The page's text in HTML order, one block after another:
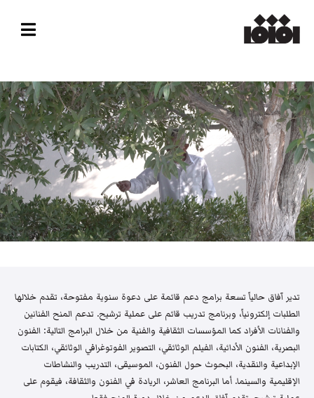
تدير آفاق حالياً تسعة برامج دعم قائمة على دعوة سنوية مفتوحة، تقدم خلالها
الطلبات إلكترونياً، وبرنامج تدريب قائم على عملية ترشيح. تدعم المنح الفنانين
والفنانات الأفراد كما المؤسسات الثقافية والفنية من خلال البرامج التالية: الفنون
البصرية، الفنون الأدائية، الفيلم الوثائقي، التصوير الفوتوغرافي الوثائقي، الكتابات
الإبداعية والنقدية، البحوث حول الفنون، الموسيقى، التدريب والنشاطات
الإقليمية والسينما. أما البرنامج العاشر، الريادة في الفنون والثقافة، فيقوم على